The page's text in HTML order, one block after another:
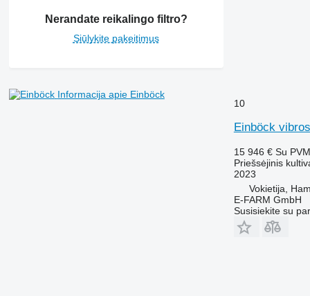
Nerandate reikalingo filtro?
Siūlykite pakeitimus
Informacija apie Einböck
10
Einböck
15 946 € Su PVM
Priešsėjinis
2023
Vokietija,
E-FARM GmbH
Susisiekite su